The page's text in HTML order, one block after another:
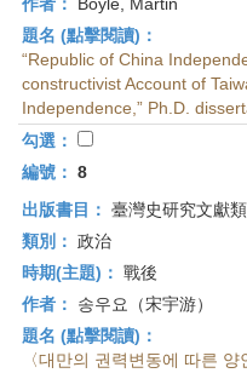
題名 (點擊閱讀)：
“Republic of China
constructivist Account of
Independence,” Ph.D.
勾選：
編號： 8
出版書目： 臺灣史研究文獻
類別： 政治
時期(主題)： 戰後
作者：
송우요（宋宇游）
題名 (點擊閱讀)：
〈대만의 권력변동에 따른